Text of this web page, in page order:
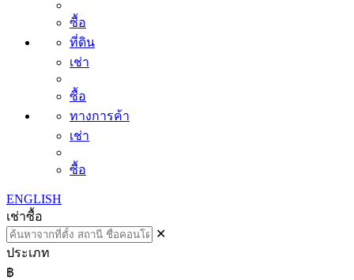
ซื้อ
ที่ดิน
เช่า
ซื้อ
ทางการค้า
เช่า
ซื้อ
ENGLISH
เช่าซื้อ
✕
ประเภท
฿